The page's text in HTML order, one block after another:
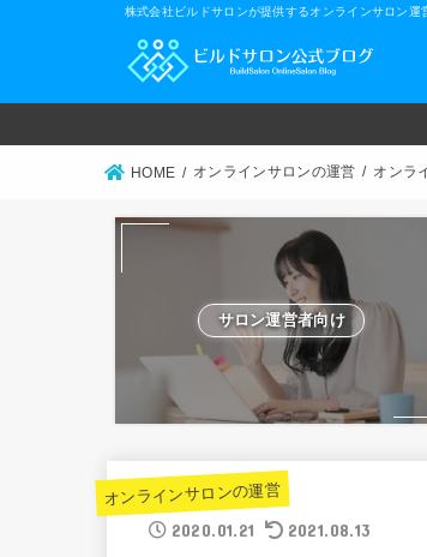
株式会社ビルドサロンが提供するオンラインサロン運
HOME オンラインサロンの運営 オンラ
サロン運営者向け
オンラインサロンの運営
2020.01.21 2021.08.13